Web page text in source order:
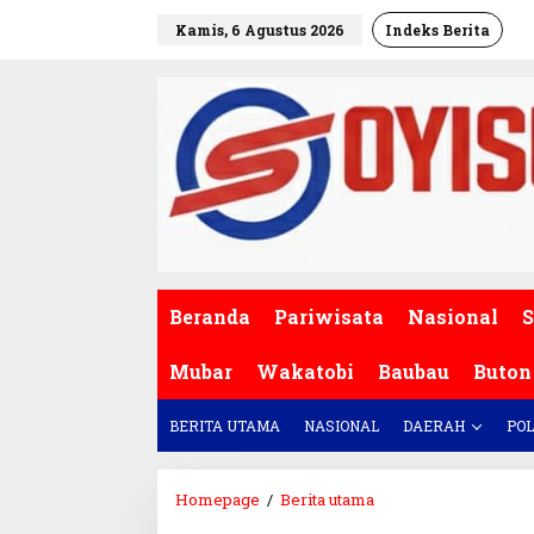
Kamis, 6 Agustus 2026 Indeks Berita
Beranda Pariwisata Nasional
Mubar Wakatobi Baubau Buton
BERITA UTAMA NASIONAL DAERAH
Homepage / Berita utama